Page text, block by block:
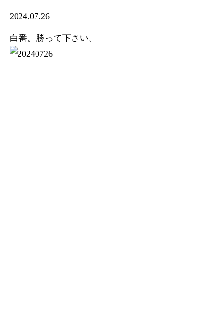
2024.07.26
白番。勝って下さい。